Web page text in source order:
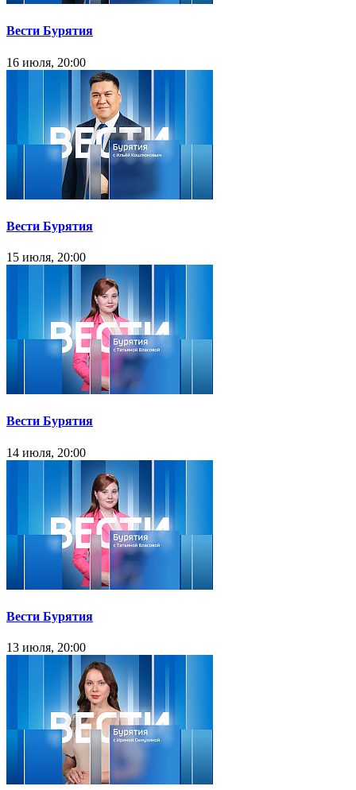
Вести Бурятия
16 июля, 20:00
Вести Бурятия
15 июля, 20:00
Вести Бурятия
14 июля, 20:00
Вести Бурятия
13 июля, 20:00